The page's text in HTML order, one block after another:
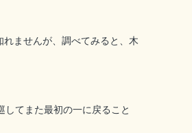
ませんが、調べてみると、木
てまた最初の一に戻ること